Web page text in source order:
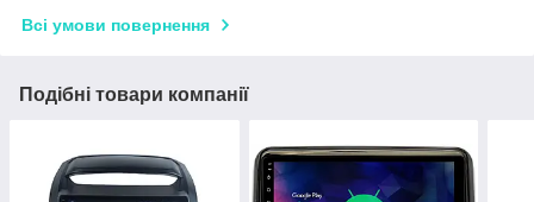
Всі умови повернення
Подібні товари компанії